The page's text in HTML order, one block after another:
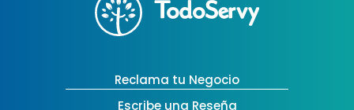
Reclama tu Negocio
Escribe una Reseña